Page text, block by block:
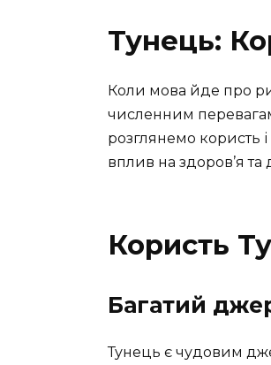
Тунець:
Коли мова йде про
численним
розглянемо користь
вплив на здоров’я та
Користь
Багатий
Тунець є чудовим